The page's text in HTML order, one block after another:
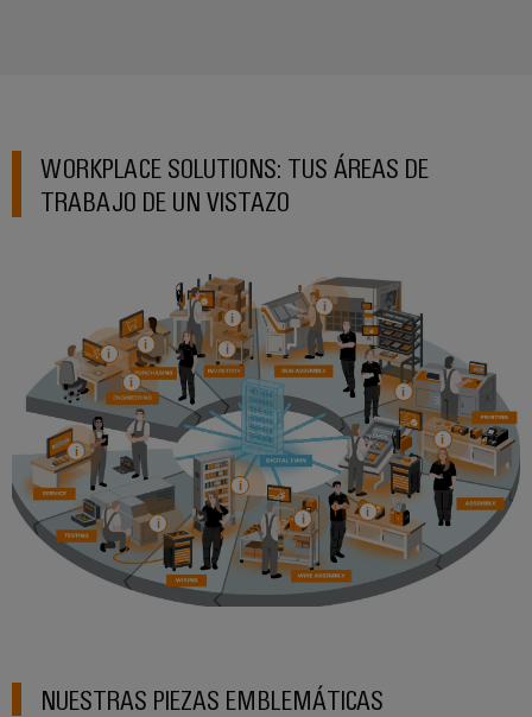
Configurador
Weidmüller
Ingeniería
digital
avanzada:
intuitiva,
sencilla y
rápida
WORKPLACE SOLUTIONS: TUS ÁREAS DE
TRABAJO DE UN VISTAZO
NUESTRAS PIEZAS EMBLEMÁTICAS